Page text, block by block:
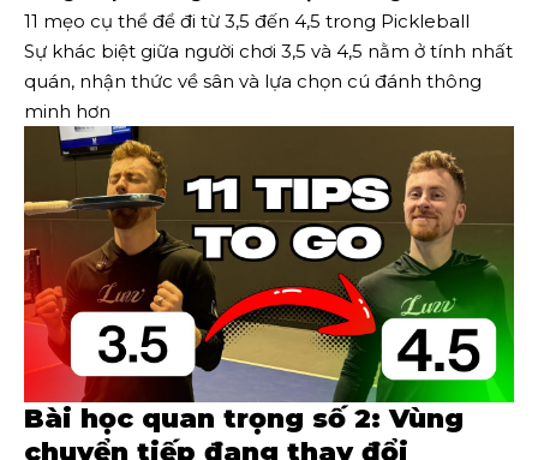
11 mẹo cụ thể để đi từ 3,5 đến 4,5 trong Pickleball
Sự khác biệt giữa người chơi 3,5 và 4,5 nằm ở tính nhất
quán, nhận thức về sân và lựa chọn cú đánh thông
minh hơn
Bài học quan trọng số 2: Vùng
chuyển tiếp đang thay đổi